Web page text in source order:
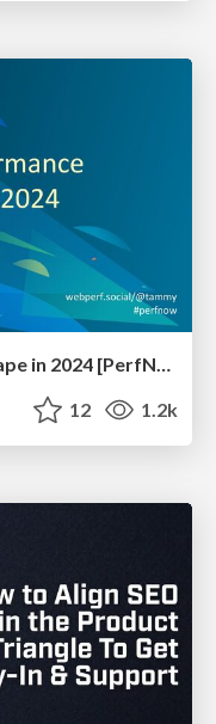
The Web Performance Landscape in 2024 [PerfNow 2024]
12 1.2k